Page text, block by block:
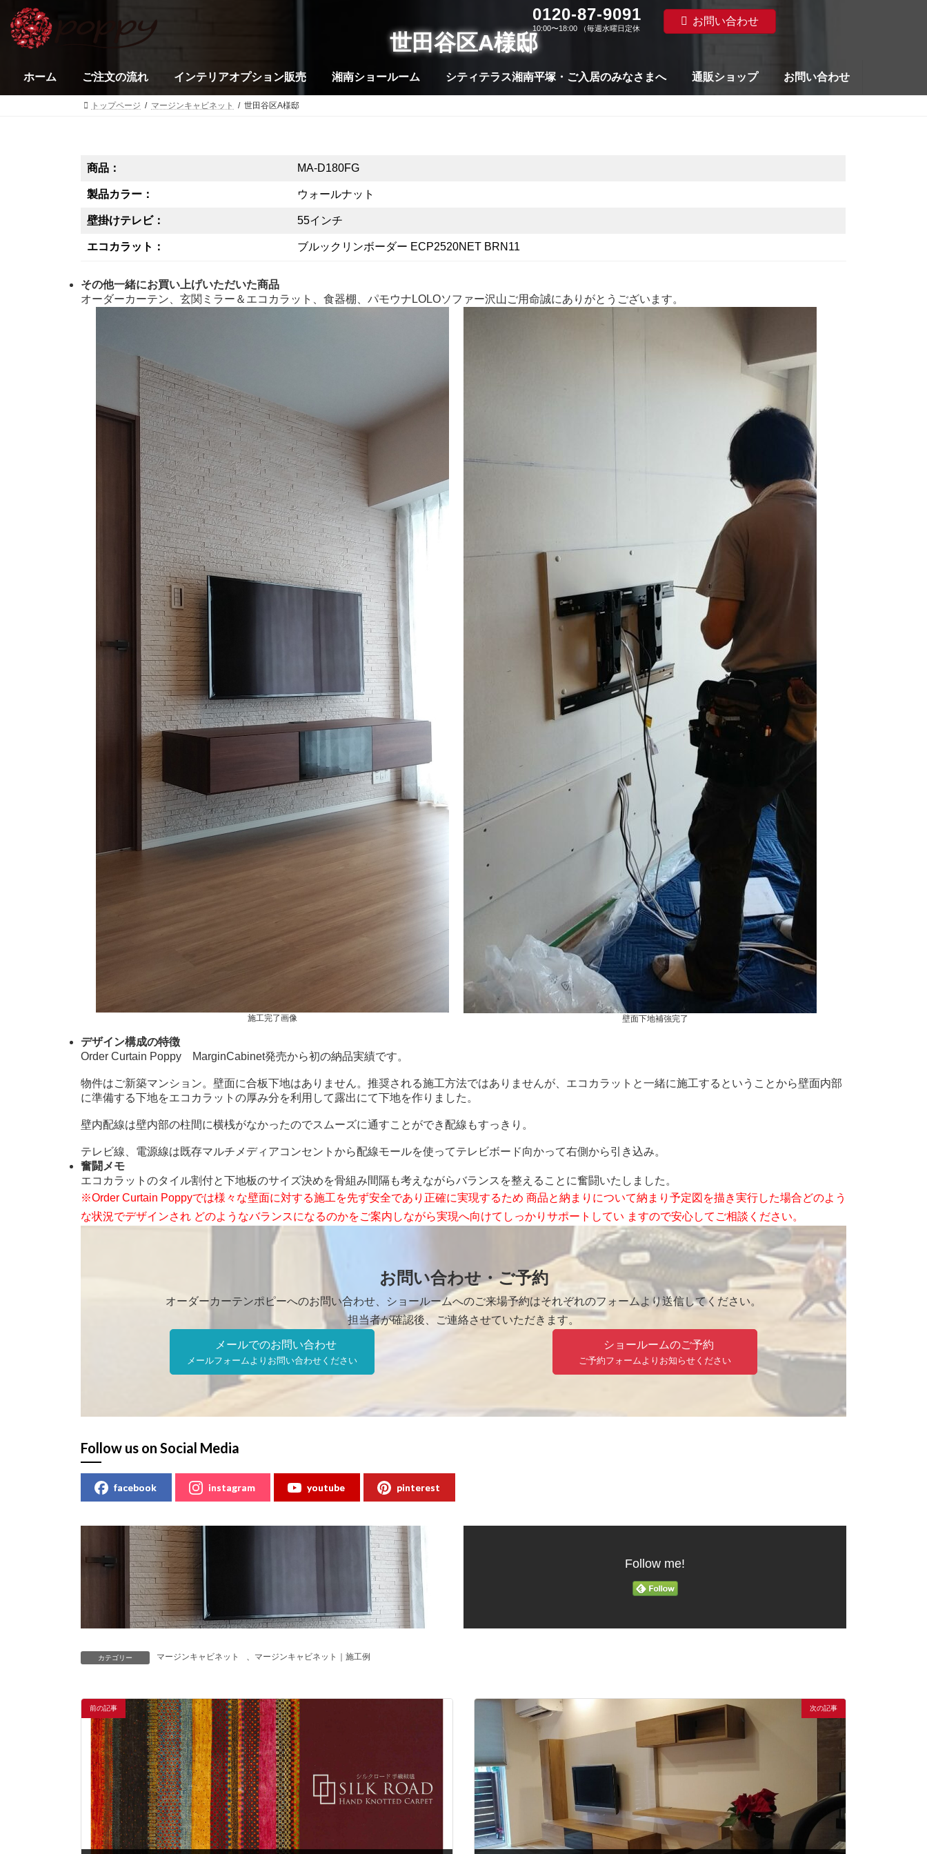
ス
ン
0120-87-9091
10:00〜18:00 （毎週水曜日定休
お問い合わせ
ホーム ご注文の流れ インテリアオプション販売 湘南ショールーム シティテラス湘南平塚・ご入居のみなさまへ 通販ショップ お問い合わせ
世田谷区A様邸
トップページ マージンキャビネット 世田谷区A様邸
商品： MA-D180FG
製品カラー： ウォールナット
壁掛けテレビ： 55インチ
エコカラット： ブルックリンボーダー ECP2520NET BRN11
その他一緒にお買い上げいただいた商品
オーダーカーテン、玄関ミラー＆エコカラット、食器棚、パモウナLOLOソファー沢山ご用命誠にありがとうございます。
施工完了画像 壁面下地補強完了
デザイン構成の特徴
Order Curtain Poppy MarginCabinet発売から初の納品実績です。
物件はご新築マンション。壁面に合板下地はありません。推奨される施工方法ではありませんが、エコカラットと一緒に施工するということから壁面内部
に準備する下地をエコカラットの厚み分を利用して露出にて下地を作りました。
壁内配線は壁内部の柱間に横桟がなかったのでスムーズに通すことができ配線もすっきり。
テレビ線、電源線は既存マルチメディアコンセントから配線モールを使ってテレビボード向かって右側から引き込み。
奮闘メモ
エコカラットのタイル割付と下地板のサイズ決めを骨組み間隔も考えながらバランスを整えることに奮闘いたしました。
※Order Curtain Poppyでは様々な壁面に対する施工を先ず安全であり正確に実現するため 商品と納まりについて納まり予定図を描き実行した場合どのよう
な状況でデザインされ どのようなバランスになるのかをご案内しながら実現へ向けてしっかりサポートしてい ますので安心してご相談ください。
お問い合わせ・ご予約
オーダーカーテンポピーへのお問い合わせ、ショールームへのご来場予約はそれぞれのフォームより送信してください。
担当者が確認後、ご連絡させていただきます。
メールでのお問い合わせ
メールフォームよりお問い合わせください
ショールームのご予約
ご予約フォームよりお知らせください
Follow us on Social Media
facebook instagram youtube pinterest
Follow me!
カテゴリー マージンキャビネット 、 マージンキャビネット｜施工例
前の記事 次の記事